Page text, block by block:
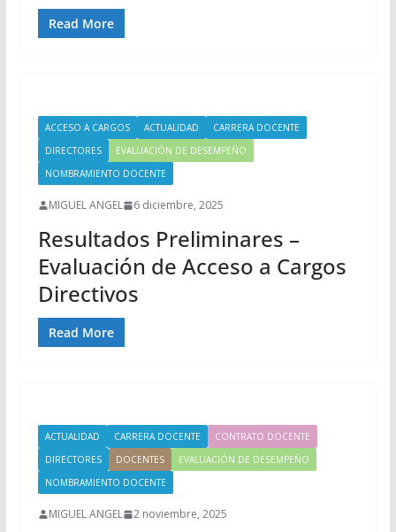
Read More
ACCESO A CARGOS ACTUALIDAD
CARRERA DOCENTE
DIRECTORES
EVALUACIÓN DE DESEMPEÑO
NOMBRAMIENTO DOCENTE
MIGUEL ANGEL 6 diciembre, 2025
Resultados Preliminares –
Evaluación de Acceso a Cargos
Directivos
Read More
ACTUALIDAD CARRERA DOCENTE
CONTRATO DOCENTE
DIRECTORES
DOCENTES
EVALUACIÓN DE DESEMPEÑO
NOMBRAMIENTO DOCENTE
MIGUEL ANGEL 2 noviembre, 2025